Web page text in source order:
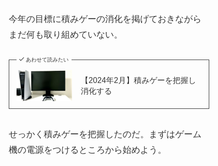
今年の目標に積みゲーの消化を掲げておきながら
まだ何も取り組めていない。
あわせて読みたい
【2024年2月】積みゲーを把握し
消化する
せっかく積みゲーを把握したのだ。まずはゲーム
機の電源をつけるところから始めよう。